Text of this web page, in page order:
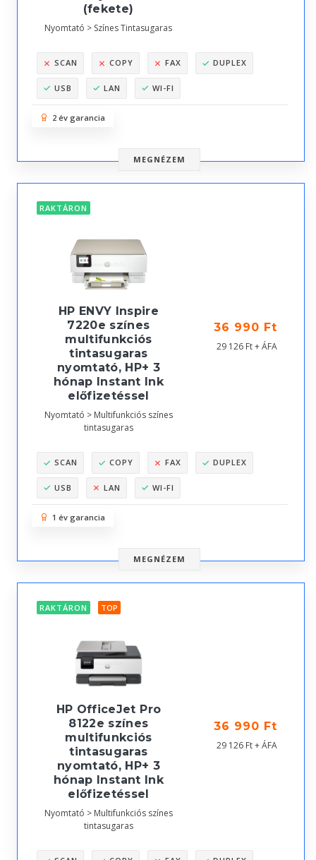
(fekete)
Nyomtató > Színes Tintasugaras
SCAN COPY FAX DUPLEX
USB LAN WI-FI
2 év garancia
MEGNÉZEM
RAKTÁRON
HP ENVY Inspire
7220e színes
multifunkciós
tintasugaras
nyomtató, HP+ 3
hónap Instant Ink
előfizetéssel
Nyomtató > Multifunkciós színes
tintasugaras
36 990 Ft
29 126 Ft + ÁFA
SCAN COPY FAX DUPLEX
USB LAN WI-FI
1 év garancia
MEGNÉZEM
RAKTÁRON TOP
HP OfficeJet Pro
8122e színes
multifunkciós
tintasugaras
nyomtató, HP+ 3
hónap Instant Ink
előfizetéssel
Nyomtató > Multifunkciós színes
tintasugaras
36 990 Ft
29 126 Ft + ÁFA